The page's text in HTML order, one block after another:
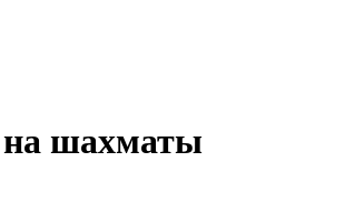
на шахматы